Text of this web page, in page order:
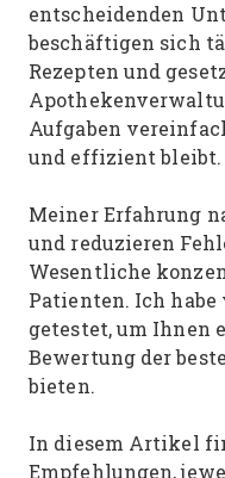
entscheidenden
beschäftigen sich
Rezepten und
Aufgaben
und effizient bleibt.
Meiner Erfahrung
und reduzieren
Wesentliche
Patienten. Ich habe
getestet, um Ihnen
Bewertung der
bieten.
In diesem Artikel
Empfehlungen,